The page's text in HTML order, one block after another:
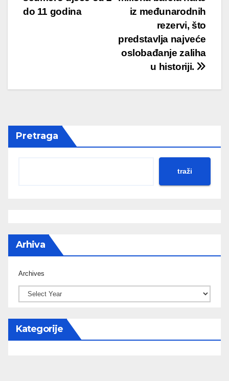
iz međunarodnih
rezervi, što
predstavlja najveće
oslobađanje zaliha
u historiji.
do 11 godina
Pretraga
traži
Arhiva
Archives
Kategorije